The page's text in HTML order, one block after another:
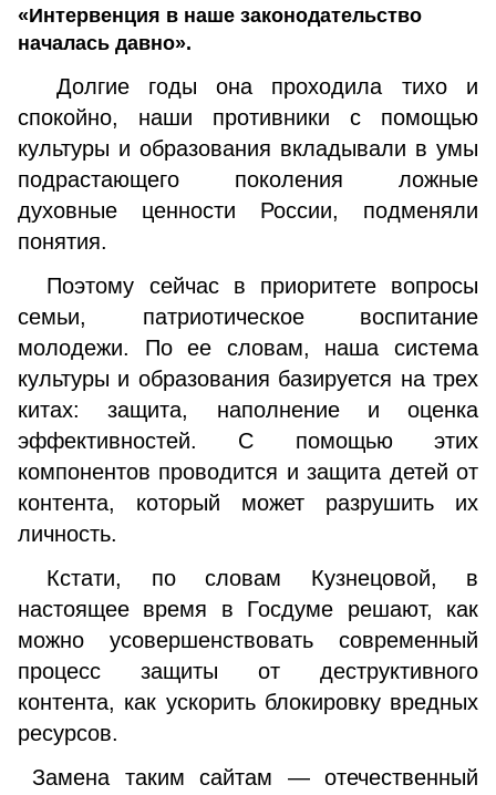
«Интервенция в наше законодательство
началась давно».
Долгие годы она проходила тихо и
спокойно, наши противники с помощью
культуры и образования вкладывали в умы
подрастающего поколения ложные
духовные ценности России, подменяли
понятия.
Поэтому сейчас в приоритете вопросы
семьи, патриотическое воспитание
молодежи. По ее словам, наша система
культуры и образования базируется на трех
китах: защита, наполнение и оценка
эффективностей. С помощью этих
компонентов проводится и защита детей от
контента, который может разрушить их
личность.
Кстати, по словам Кузнецовой, в
настоящее время в Госдуме решают, как
можно усовершенствовать современный
процесс защиты от деструктивного
контента, как ускорить блокировку вредных
ресурсов.
Замена таким сайтам — отечественный